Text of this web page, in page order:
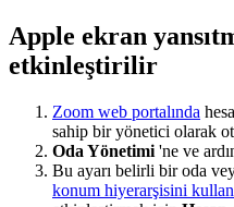
Apple ekran
etkinleştirilir
Zoom web portalında
sahip bir yönetici olarak
Oda Yönetimi 'ne ve
Bu ayarı belirli bir oda
konum hiyerarşisini